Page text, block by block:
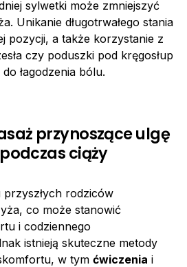
sylwetki może zmniejszyć
Unikanie długotrwałego stania
pozycji, a także korzystanie z
czy poduszki pod kręgosłup
łagodzenia bólu.
przynoszące ulgę
ciąży
przyszłych rodziców
co może stanowić
i codziennego
istnieją skuteczne metody
w tym ćwiczenia i